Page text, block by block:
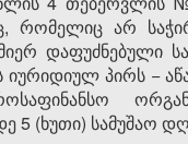
რომელიც არ
დაფუძნებული
პირს −
5 (ხუთი) სამუშაო